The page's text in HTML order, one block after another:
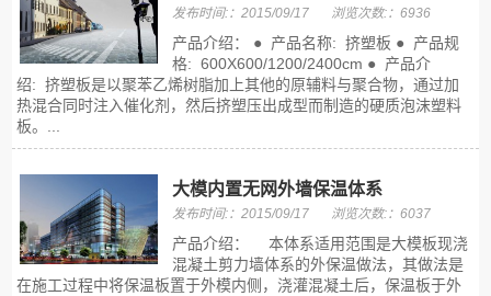
发布时间:：2015/09/17 浏览次数:：6936
产品介绍： ● 产品名称: 挤塑板 ● 产品规
格: 600X600/1200/2400cm ● 产品介
绍: 挤塑板是以聚苯乙烯树脂加上其他的原辅料与聚合物，通过加
热混合同时注入催化剂，然后挤塑压出成型而制造的硬质泡沫塑料
板。...
大模内置无网外墙保温体系
发布时间:：2015/09/17 浏览次数:：6037
产品介绍： 本体系适用范围是大模板现浇
混凝土剪力墙体系的外保温做法，其做法是
在施工过程中将保温板置于外模内侧，浇灌混凝土后，保温板于外